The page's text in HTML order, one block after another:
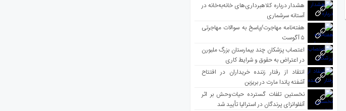
هشدار درباره کلاهبرداری‌های خانه‌به‌خانه در
آستانه سرشماری
هفته‌نامه مهاجرت/پاسخ به سوالات مهاجرتی
۵ آگوست
اعتصاب پزشکان چند بیمارستان بزرگ ملبورن
در اعتراض به حقوق و شرایط کاری
انتقاد از رفتار زننده خریداران در افتتاح
آشفته پاندا مارت در بریزبن
نخستین تلفات گسترده حیات‌وحش بر اثر
آنفلوانزای پرندگان در استرالیا تأیید شد